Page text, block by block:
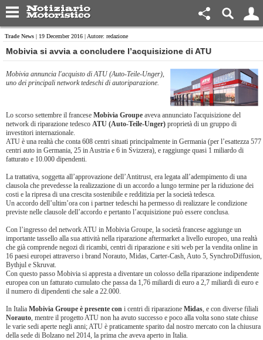
Trade News | 19 December 2016 | Autore: redazione
Mobivia si avvia a concludere l’acquisizione di ATU
Mobivia annuncia l'acquisto di ATU (Auto-Teile-Unger),
uno dei principali network tedeschi di autoriparazione.
Lo scorso settembre il francese Mobivia Groupe aveva annunciato l'acquisizione del
network di riparazione tedesco ATU (Auto-Teile-Unger) proprietà di un gruppo di
investitori internazionale.
ATU è una realtà che conta 608 centri situati principalmente in Germania (per l’esattezza 577
centri auto in Germania, 25 in Austria e 6 in Svizzera), e raggiunge quasi 1 miliardo di
fatturato e 10.000 dipendenti.
La trattativa, soggetta all’approvazione dell’Antitrust, era legata all’adempimento di una
clausola che prevedesse la realizzazione di un accordo a lungo termine per la riduzione dei
costi e la ripresa di una crescita sostenibile e redditizia per la società tedesca.
Un accordo dell’ultim’ora con i partner tedeschi ha permesso di realizzare le condizione
previste nelle clausole dell’accordo e pertanto l’acquisizione può essere conclusa.
Con l’ingresso del network ATU in Mobivia Groupe, la società francese aggiunge un
importante tassello alla sua attività nella riparazione aftermarket a livello europeo, una realtà
che già comprende negozi di ricambi, centri di riparazione e siti web per la vendita online in
16 paesi europei attraverso i brand Norauto, Midas, Carter-Cash, Auto 5, SynchroDiffusion,
Bythjul e Skruvat.
Con questo passo Mobivia si appresta a diventare un colosso della riparazione indipendente
europea con un fatturato cumulato che passa da 1,76 miliardi di euro a 2,7 miliardi di euro e
il numero di dipendenti che sale a 22.000.
In Italia Mobivia Groupe è presente con i centri di riparazione Midas, e con diverse filiali
Norauto, mentre il progetto ATU non ha avuto successo e poco alla volta sono state chiuse
le varie sedi aperte negli anni; ATU è praticamente sparito dal nostro mercato con la chiusura
della sede di Bolzano nel 2014, la prima che aveva aperto in Italia.